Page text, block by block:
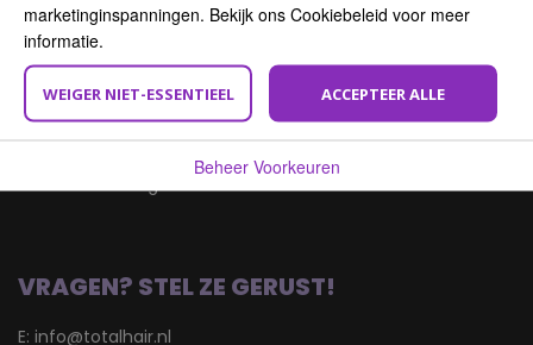
BEZOEK ONS
Total Hair Service BV
9723 JD Groningen
VRAGEN? STEL ZE GERUST!
E: info@totalhair.nl
marketinginspanningen. Bekijk ons Cookiebeleid voor meer
informatie.
WEIGER NIET-ESSENTIEEL ACCEPTEER ALLE
Beheer Voorkeuren